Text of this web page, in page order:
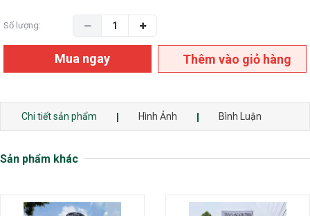
Số lượng:
Mua ngay Thêm vào giỏ hàng
Chi tiết sản phẩm Hình Ảnh Bình Luận
Sản phẩm khác